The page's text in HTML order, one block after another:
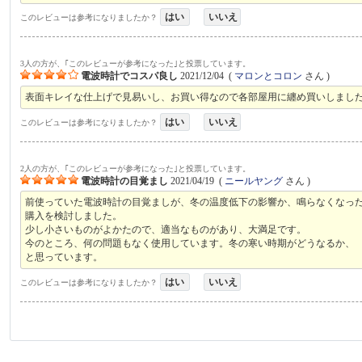
このレビューは参考になりましたか？ はい いいえ
3人の方が、｢このレビューが参考になった｣と投票しています。
電波時計でコスパ良し 2021/12/04 ( マロンとコロン さん )
表面キレイな仕上げで見易いし、お買い得なので各部屋用に纏め買いしました
このレビューは参考になりましたか？ はい いいえ
2人の方が、｢このレビューが参考になった｣と投票しています。
電波時計の目覚まし 2021/04/19 ( ニールヤング さん )
前使っていた電波時計の目覚ましが、冬の温度低下の影響か、鳴らなくなっ
購入を検討しました。
少し小さいものがよかたので、適当なものがあり、大満足です。
今のところ、何の問題もなく使用しています。冬の寒い時期がどうなるか、
と思っています。
このレビューは参考になりましたか？ はい いいえ